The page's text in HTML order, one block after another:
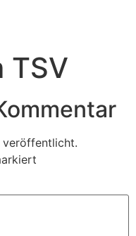
TSV
veröffentlicht.